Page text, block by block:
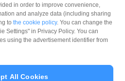
の考え方
in order to improve convenience,
and analyze data (including sharing
to the cookie policy. You can change the
Settings" in Privacy Policy. You can
using the advertisement identifier from
All Cookies